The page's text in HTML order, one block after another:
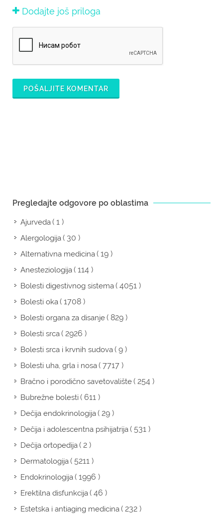
Dodajte još priloga
POŠALJITE KOMENTAR
Pregledajte odgovore po oblastima
Ajurveda( 1 )
Alergologija( 30 )
Alternativna medicina( 19 )
Anesteziologija( 114 )
Bolesti digestivnog sistema( 4051 )
Bolesti oka( 1708 )
Bolesti organa za disanje( 829 )
Bolesti srca( 2926 )
Bolesti srca i krvnih sudova( 9 )
Bolesti uha, grla i nosa( 7717 )
Bračno i porodično savetovalište( 254 )
Bubrežne bolesti( 611 )
Dečija endokrinologija( 29 )
Dečija i adolescentna psihijatrija( 531 )
Dečija ortopedija( 2 )
Dermatologija( 5211 )
Endokrinologija( 1996 )
Erektilna disfunkcija( 46 )
Estetska i antiaging medicina( 232 )